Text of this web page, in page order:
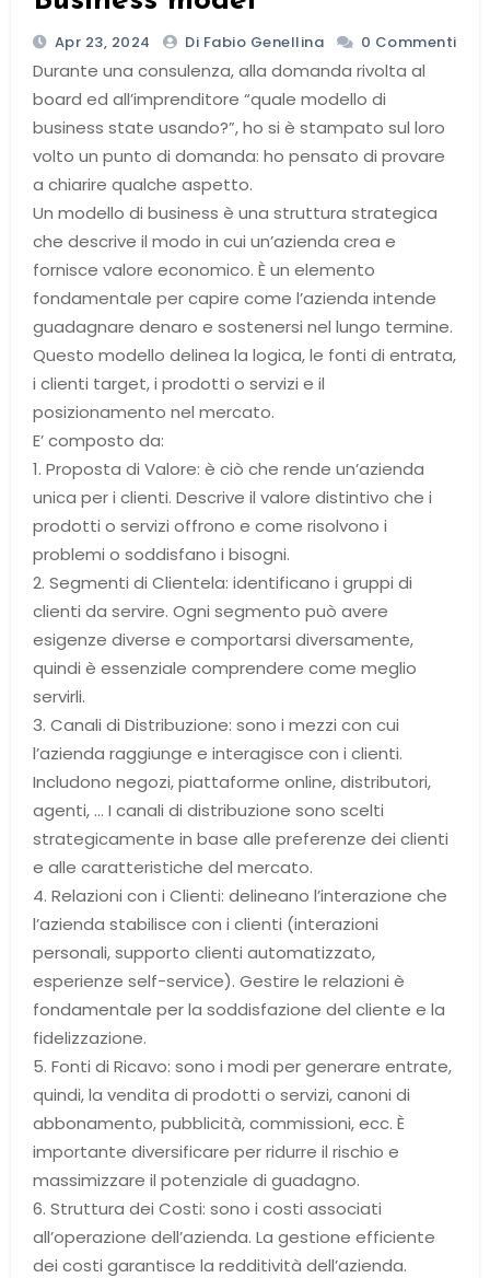
Apr 23, 2024 Di Fabio Genellina 0 Commenti
Durante una consulenza, alla domanda rivolta al
board ed all’imprenditore “quale modello di
business state usando?”, ho si è stampato sul loro
volto un punto di domanda: ho pensato di provare
a chiarire qualche aspetto.
Un modello di business è una struttura strategica
che descrive il modo in cui un’azienda crea e
fornisce valore economico. È un elemento
fondamentale per capire come l’azienda intende
guadagnare denaro e sostenersi nel lungo termine.
Questo modello delinea la logica, le fonti di entrata,
i clienti target, i prodotti o servizi e il
posizionamento nel mercato.
E’ composto da:
1. Proposta di Valore: è ciò che rende un’azienda
unica per i clienti. Descrive il valore distintivo che i
prodotti o servizi offrono e come risolvono i
problemi o soddisfano i bisogni.
2. Segmenti di Clientela: identificano i gruppi di
clienti da servire. Ogni segmento può avere
esigenze diverse e comportarsi diversamente,
quindi è essenziale comprendere come meglio
servirli.
3. Canali di Distribuzione: sono i mezzi con cui
l’azienda raggiunge e interagisce con i clienti.
Includono negozi, piattaforme online, distributori,
agenti, … I canali di distribuzione sono scelti
strategicamente in base alle preferenze dei clienti
e alle caratteristiche del mercato.
4. Relazioni con i Clienti: delineano l’interazione che
l’azienda stabilisce con i clienti (interazioni
personali, supporto clienti automatizzato,
esperienze self-service). Gestire le relazioni è
fondamentale per la soddisfazione del cliente e la
fidelizzazione.
5. Fonti di Ricavo: sono i modi per generare entrate,
quindi, la vendita di prodotti o servizi, canoni di
abbonamento, pubblicità, commissioni, ecc. È
importante diversificare per ridurre il rischio e
massimizzare il potenziale di guadagno.
6. Struttura dei Costi: sono i costi associati
all’operazione dell’azienda. La gestione efficiente
dei costi garantisce la redditività dell’azienda.